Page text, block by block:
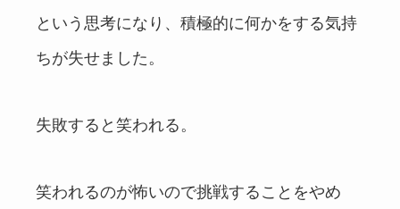
という思考になり、積極的に何かをする気持
ちが失せました。
失敗すると笑われる。
笑われるのが怖いので挑戦することをやめ